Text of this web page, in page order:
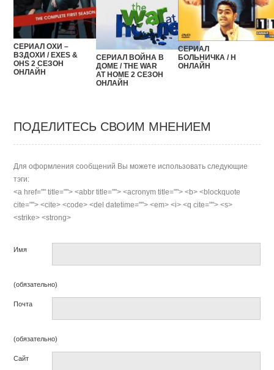
СЕРИАЛ ОХИ –
ВЗДОХИ / EXES &
OHS 2 СЕЗОН
ОНЛАЙН
СЕРИАЛ ВОЙНА В
ДОМЕ / THE WAR
AT HOME 2 СЕЗОН
ОНЛАЙН
СЕРИАЛ
БОЛЬНИЧКА / H
ОНЛАЙН
ПОДЕЛИТЕСЬ СВОИМ МНЕНИЕМ
Для оформления сообщений Вы можете использовать следующие
тэги:
<a href="" title=""> <abbr title=""> <acronym title=""> <b> <blockquote
cite=""> <cite> <code> <del datetime=""> <em> <i> <q cite=""> <s>
<strike> <strong>
Имя
(обязательно)
Почта
(обязательно)
Сайт